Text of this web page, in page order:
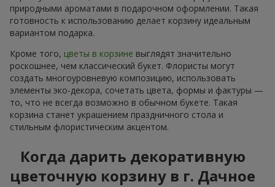
природными ароматами в подарочном оформлении. Такая
готовность к использованию делает корзину идеальным
вариантом подарка.
Кроме того, цветы в корзине выглядят значительно
роскошнее, чем классический букет. Флористы могут
создать многоуровневую композицию, использовать
элементы эко-декора, сочетать цвета, формы и фактуры —
то, что не всегда возможно в обычном букете. Такая
корзина станет украшением праздничного стола и
стильным флористическим акцентом.
Когда дарить декоративную
цветочную корзину в г. Дачное